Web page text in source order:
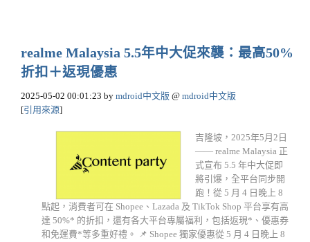
realme Malaysia 5.5年中大促來襲：最高50%
折扣＋返現優惠
2025-05-02 00:01:23 by mdroid中文版 @ mdroid中文版
[引用來源]
吉隆坡，2025年5月2日
—— realme Malaysia 正
式宣布 5.5 年中大促即
將引爆，全平台同步開
跑！從 5 月 4 日晚上 8
點起，消費者可在 Shopee、Lazada 及 TikTok Shop 平台享有高
達 50%* 的折扣，還有各大平台專屬福利，包括返現*、優惠券
和免運費*等多重好禮。 📌 Shopee 獨家優惠從 5 月 4 日晚上 8